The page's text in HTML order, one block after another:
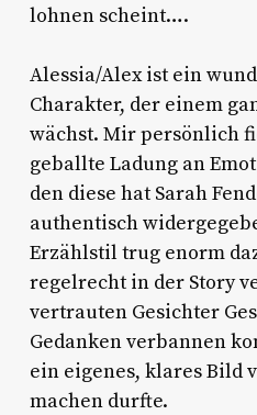
lohnen scheint….
Alessia/Alex ist ein
Charakter, der einem
wächst. Mir persönlich
geballte Ladung an
den diese hat Sarah
authentisch
Erzählstil trug enorm
regelrecht in der Story
vertrauten Gesichter
Gedanken verbannen
ein eigenes, klares Bild
machen durfte.